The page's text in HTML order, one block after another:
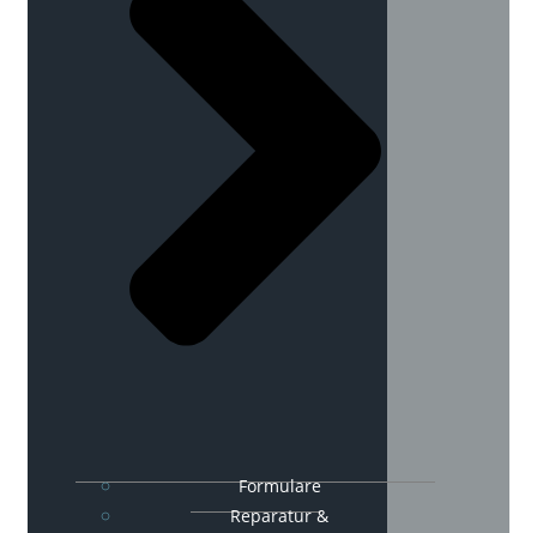
Formulare
Reparatur &